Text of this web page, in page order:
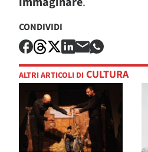
CONDIVIDI
ALTRI ARTICOLI DI CULTURA